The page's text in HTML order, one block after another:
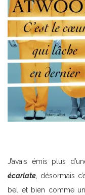
J’avais émis plus
écarlate, désormais
bel et bien comme